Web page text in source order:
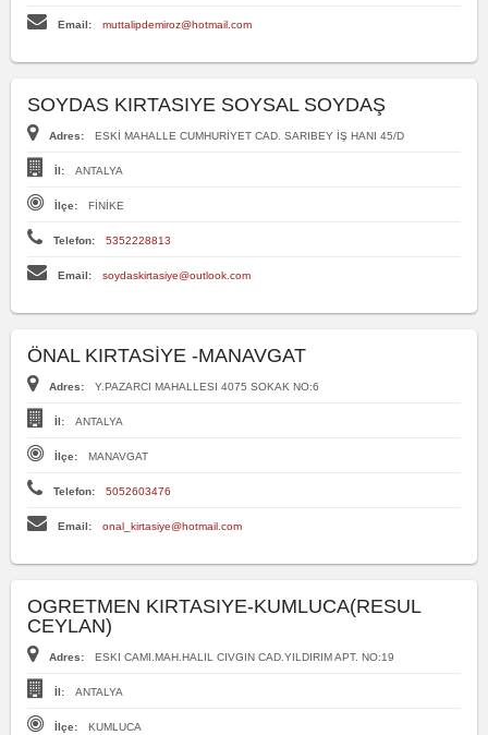
Email: muttalipdemiroz@hotmail.com
SOYDAS KIRTASIYE SOYSAL SOYDAŞ
Adres: ESKİ MAHALLE CUMHURİYET CAD. SARIBEY İŞ HANI 45/D
İl: ANTALYA
İlçe: FİNİKE
Telefon: 5352228813
Email: soydaskirtasiye@outlook.com
ÖNAL KIRTASİYE -MANAVGAT
Adres: Y.PAZARCI MAHALLESI 4075 SOKAK NO:6
İl: ANTALYA
İlçe: MANAVGAT
Telefon: 5052603476
Email: onal_kirtasiye@hotmail.com
OGRETMEN KIRTASIYE-KUMLUCA(RESUL
CEYLAN)
Adres: ESKI CAMI.MAH.HALIL CIVGIN CAD.YILDIRIM APT. NO:19
İl: ANTALYA
İlçe: KUMLUCA